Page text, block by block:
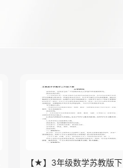
【★】3年级数学苏教版